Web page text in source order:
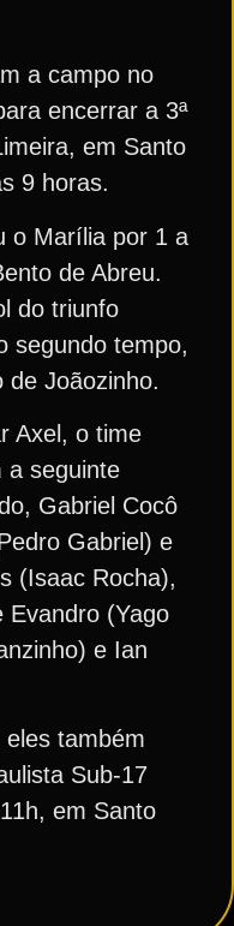
a campo no
encerrar a 3ª
em Santo
9 horas.
o Marília por 1 a
de Abreu.
do triunfo
segundo tempo,
de Joãozinho.
Axel, o time
a seguinte
Gabriel Cocô
Gabriel) e
(Isaac Rocha),
Evandro (Yago
e Ian
também
Sub-17
em Santo